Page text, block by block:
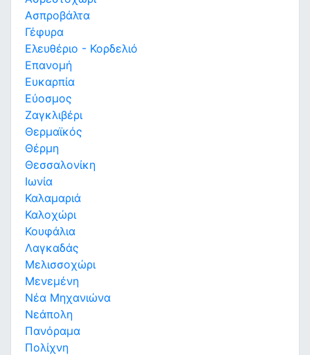
Ασπροβάλτα
Γέφυρα
Ελευθέριο - Κορδελιό
Επανομή
Ευκαρπία
Εύοσμος
Ζαγκλιβέρι
Θερμαϊκός
Θέρμη
Θεσσαλονίκη
Ιωνία
Καλαμαριά
Καλοχώρι
Κουφάλια
Λαγκαδάς
Μελισσοχώρι
Μενεμένη
Νέα Μηχανιώνα
Νεάπολη
Πανόραμα
Πολίχνη